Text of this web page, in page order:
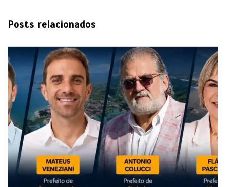
Posts relacionados